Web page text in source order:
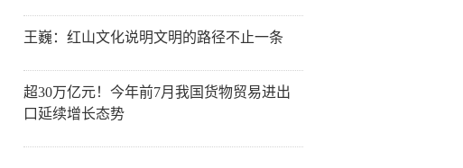
王巍：红山文化说明文明的路径不止一条
超30万亿元！今年前7月我国货物贸易进出
口延续增长态势